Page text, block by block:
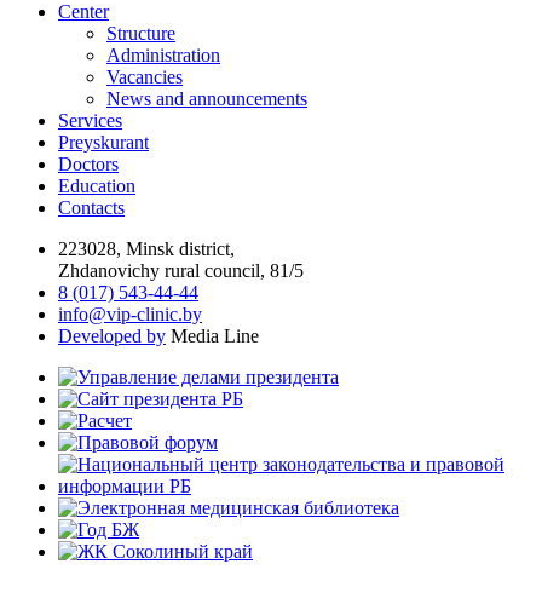
Center
Structure
Administration
Vacancies
News and announcements
Services
Preyskurant
Doctors
Education
Contacts
223028, Minsk district,
Zhdanovichy rural council, 81/5
8 (017) 543-44-44
info@vip-clinic.by
Developed by Media Line